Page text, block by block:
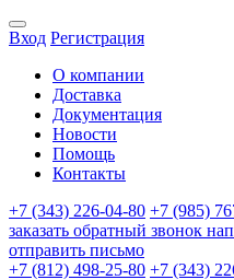
Вход Регистрация
О компании
Доставка
Документация
Новости
Помощь
Контакты
+7 (343) 226-04-80 +7 (985)
заказать обратный звонок
отправить письмо
+7 (812) 498-25-80 +7 (343)